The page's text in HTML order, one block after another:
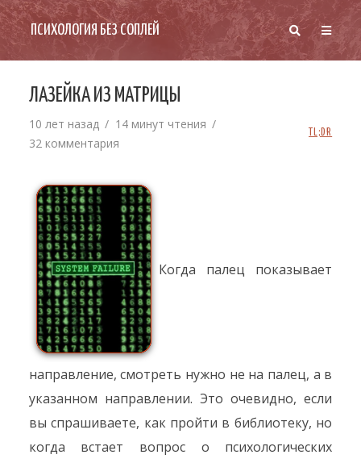
ПСИХОЛОГИЯ БЕЗ СОПЛЕЙ
ЛАЗЕЙКА ИЗ МАТРИЦЫ
10 лет назад
14 минут чтения
32 комментария
TL;DR
Когда палец показывает
направление, смотреть нужно не на палец, а в
указанном направлении. Это очевидно, если
вы спрашиваете, как пройти в библиотеку, но
когда встает вопрос о психологических